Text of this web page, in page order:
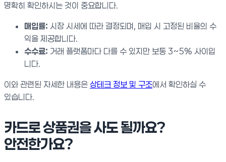
명확히 확인하시는 것이 중요합니다.
매입률: 시장 시세에 따라 결정되며, 매입 시 고정된 비율의 수
익을 제공합니다.
수수료: 거래 플랫폼마다 다를 수 있지만 보통 3~5% 사이입
니다.
이와 관련된 자세한 내용은 상테크 정보 및 구조에서 확인하실 수
있습니다.
카드로 상품권을 사도 될까요?
안전한가요?